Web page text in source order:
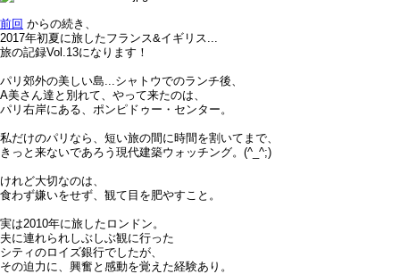
前回 からの続き、
2017年初夏に旅したフランス&イギリス...
旅の記録Vol.13になります！
パリ郊外の美しい島...シャトウでのランチ後、
A美さん達と別れて、やって来たのは、
パリ右岸にある、ポンピドゥー・センター。
私だけのパリなら、短い旅の間に時間を割いてまで、
きっと来ないであろう現代建築ウォッチング。(^_^;)
けれど大切なのは、
食わず嫌いをせず、観て目を肥やすこと。
実は2010年に旅したロンドン。
夫に連れられしぶしぶ観に行った
シティのロイズ銀行でしたが、
その迫力に、興奮と感動を覚えた経験あり。